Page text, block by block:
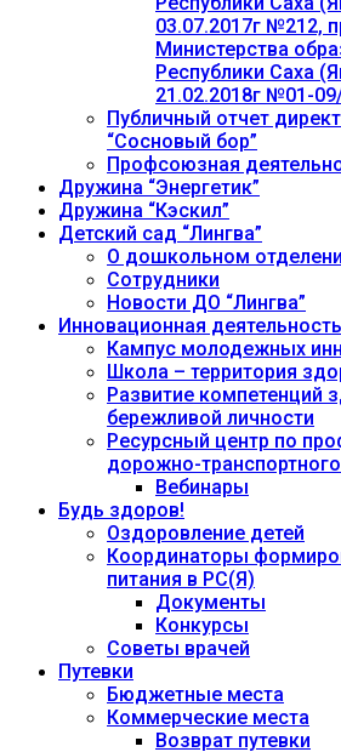
03.07.2017г №212,
Министерства
Республики Саха
21.02.2018г №01-
Публичный отчет
“Сосновый бор”
Профсоюзная
Дружина “Энергетик”
Дружина “Кэскил”
Детский сад “Лингва”
О дошкольном
Сотрудники
Новости ДО “Лингва”
Инновационная деятельность
Кампус молодежных
Школа – территория
Развитие компетенций
бережливой личности
Ресурсный центр по
дорожно-
Вебинары
Будь здоров!
Оздоровление детей
Координаторы
питания в РС(Я)
Документы
Конкурсы
Советы врачей
Путевки
Бюджетные места
Коммерческие места
Возврат путевки